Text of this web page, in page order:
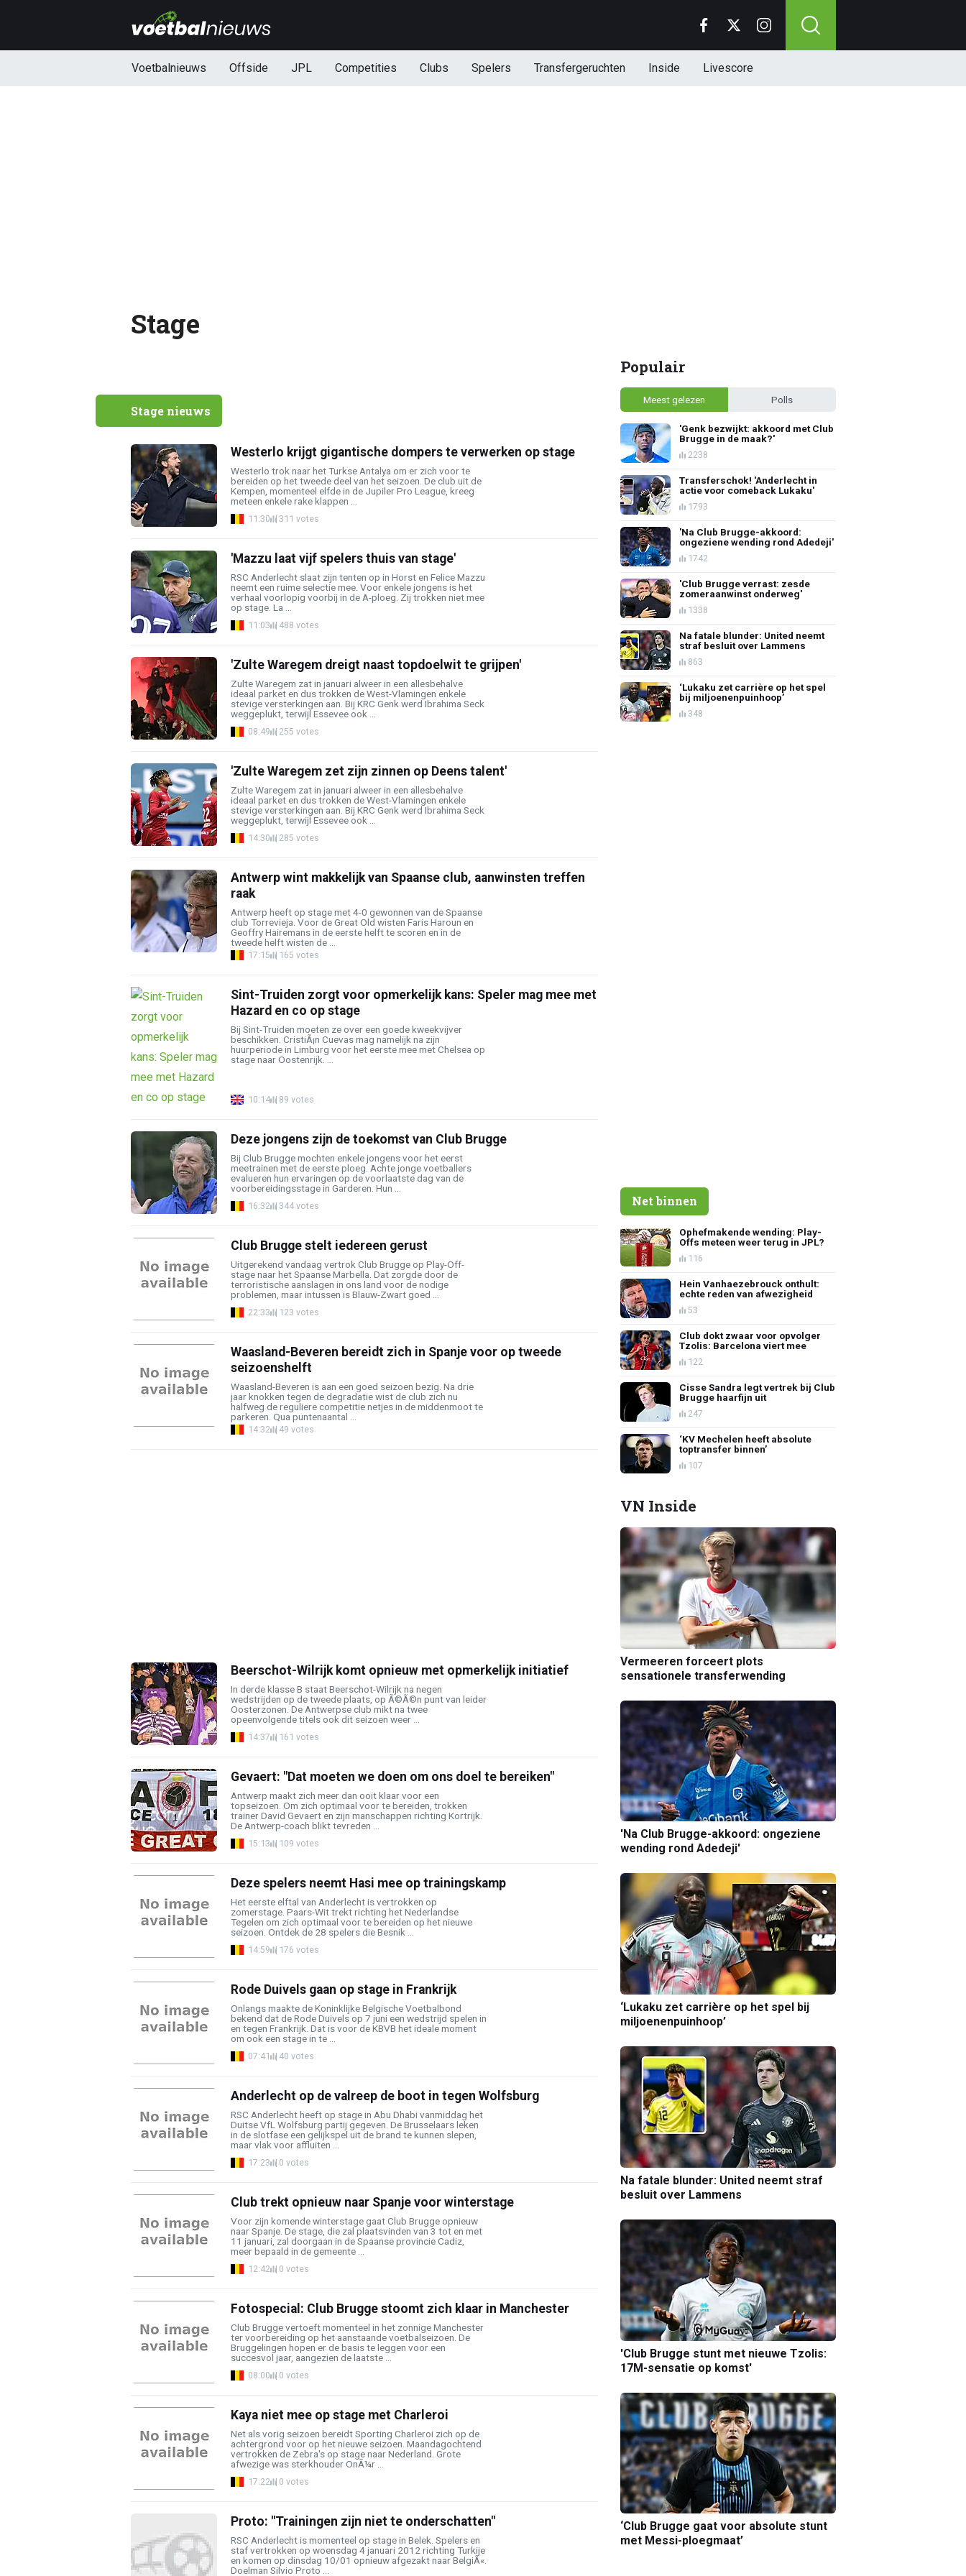
Voetbalnieuws Offside JPL Competities Clubs Spelers Transfergeruchten Inside Livescore
Stage
Stage nieuws
Westerlo krijgt gigantische dompers te verwerken op stage
Westerlo trok naar het Turkse Antalya om er zich voor te
bereiden op het tweede deel van het seizoen. De club uit de
Kempen, momenteel elfde in de Jupiler Pro League, kreeg
meteen enkele rake klappen ...
11:30 311 votes
'Mazzu laat vijf spelers thuis van stage'
RSC Anderlecht slaat zijn tenten op in Horst en Felice Mazzu
neemt een ruime selectie mee. Voor enkele jongens is het
verhaal voorlopig voorbij in de A-ploeg. Zij trokken niet mee
op stage. La ...
11:03 488 votes
'Zulte Waregem dreigt naast topdoelwit te grijpen'
Zulte Waregem zat in januari alweer in een allesbehalve
ideaal parket en dus trokken de West-Vlamingen enkele
stevige versterkingen aan. Bij KRC Genk werd Ibrahima Seck
weggeplukt, terwijl Essevee ook ...
08:49 255 votes
'Zulte Waregem zet zijn zinnen op Deens talent'
Zulte Waregem zat in januari alweer in een allesbehalve
ideaal parket en dus trokken de West-Vlamingen enkele
stevige versterkingen aan. Bij KRC Genk werd Ibrahima Seck
weggeplukt, terwijl Essevee ook ...
14:30 285 votes
Antwerp wint makkelijk van Spaanse club, aanwinsten treffen
raak
Antwerp heeft op stage met 4-0 gewonnen van de Spaanse
club Torrevieja. Voor de Great Old wisten Faris Haroun en
Geoffry Hairemans in de eerste helft te scoren en in de
tweede helft wisten de ...
17:15 165 votes
Sint-Truiden zorgt voor opmerkelijk kans: Speler mag mee met
Hazard en co op stage
Bij Sint-Truiden moeten ze over een goede kweekvijver
beschikken. CristiÃ¡n Cuevas mag namelijk na zijn
huurperiode in Limburg voor het eerste mee met Chelsea op
stage naar Oostenrijk. ...
10:14 89 votes
Deze jongens zijn de toekomst van Club Brugge
Bij Club Brugge mochten enkele jongens voor het eerst
meetrainen met de eerste ploeg. Achte jonge voetballers
evalueren hun ervaringen op de voorlaatste dag van de
voorbereidingsstage in Garderen. Hun ...
16:32 344 votes
Club Brugge stelt iedereen gerust
Uitgerekend vandaag vertrok Club Brugge op Play-Off-
stage naar het Spaanse Marbella. Dat zorgde door de
terroristische aanslagen in ons land voor de nodige
problemen, maar intussen is Blauw-Zwart goed ...
22:33 123 votes
Waasland-Beveren bereidt zich in Spanje voor op tweede
seizoenshelft
Waasland-Beveren is aan een goed seizoen bezig. Na drie
jaar knokken tegen de degradatie wist de club zich nu
halfweg de reguliere competitie netjes in de middenmoot te
parkeren. Qua puntenaantal ...
14:32 49 votes
Beerschot-Wilrijk komt opnieuw met opmerkelijk initiatief
In derde klasse B staat Beerschot-Wilrijk na negen
wedstrijden op de tweede plaats, op Ã©Ã©n punt van leider
Oosterzonen. De Antwerpse club mikt na twee
opeenvolgende titels ook dit seizoen weer ...
14:37 161 votes
Gevaert: "Dat moeten we doen om ons doel te bereiken"
Antwerp maakt zich meer dan ooit klaar voor een
topseizoen. Om zich optimaal voor te bereiden, trokken
trainer David Gevaert en zijn manschappen richting Kortrijk.
De Antwerp-coach blikt tevreden ...
15:13 109 votes
Deze spelers neemt Hasi mee op trainingskamp
Het eerste elftal van Anderlecht is vertrokken op
zomerstage. Paars-Wit trekt richting het Nederlandse
Tegelen om zich optimaal voor te bereiden op het nieuwe
seizoen. Ontdek de 28 spelers die Besnik ...
14:59 176 votes
Rode Duivels gaan op stage in Frankrijk
Onlangs maakte de Koninklijke Belgische Voetbalbond
bekend dat de Rode Duivels op 7 juni een wedstrijd spelen in
en tegen Frankrijk. Dat is voor de KBVB het ideale moment
om ook een stage in te ...
07:41 40 votes
Anderlecht op de valreep de boot in tegen Wolfsburg
RSC Anderlecht heeft op stage in Abu Dhabi vanmiddag het
Duitse VfL Wolfsburg partij gegeven. De Brusselaars leken
in de slotfase een gelijkspel uit de brand te kunnen slepen,
maar vlak voor affluiten ...
17:23 0 votes
Club trekt opnieuw naar Spanje voor winterstage
Voor zijn komende winterstage gaat Club Brugge opnieuw
naar Spanje. De stage, die zal plaatsvinden van 3 tot en met
11 januari, zal doorgaan in de Spaanse provincie Cadiz,
meer bepaald in de gemeente ...
12:42 0 votes
Fotospecial: Club Brugge stoomt zich klaar in Manchester
Club Brugge vertoeft momenteel in het zonnige Manchester
ter voorbereiding op het aanstaande voetbalseizoen. De
Bruggelingen hopen er de basis te leggen voor een
succesvol jaar, aangezien de laatste ...
08:00 0 votes
Kaya niet mee op stage met Charleroi
Net als vorig seizoen bereidt Sporting Charleroi zich op de
achtergrond voor op het nieuwe seizoen. Maandagochtend
vertrokken de Zebra's op stage naar Nederland. Grote
afwezige was sterkhouder OnÃ¼r ...
17:22 0 votes
Proto: "Trainingen zijn niet te onderschatten"
RSC Anderlecht is momenteel op stage in Belek. Spelers en
staf vertrokken op woensdag 4 januari 2012 richting Turkije
en komen op dinsdag 10/01 opnieuw afgezakt naar BelgiÃ«.
Doelman Silvio Proto ...
Populair
Meest gelezen Polls
'Genk bezwijkt: akkoord met Club
Brugge in de maak?'
2238
Transferschok! 'Anderlecht in
actie voor comeback Lukaku'
1793
'Na Club Brugge-akkoord:
ongeziene wending rond Adedeji'
1742
'Club Brugge verrast: zesde
zomeraanwinst onderweg'
1338
Na fatale blunder: United neemt
straf besluit over Lammens
863
‘Lukaku zet carrière op het spel
bij miljoenenpuinhoop’
348
Net binnen
Ophefmakende wending: Play-
Offs meteen weer terug in JPL?
116
Hein Vanhaezebrouck onthult:
echte reden van afwezigheid
53
Club dokt zwaar voor opvolger
Tzolis: Barcelona viert mee
122
Cisse Sandra legt vertrek bij Club
Brugge haarfijn uit
247
‘KV Mechelen heeft absolute
toptransfer binnen’
107
VN Inside
Vermeeren forceert plots
sensationele transferwending
'Na Club Brugge-akkoord: ongeziene
wending rond Adedeji'
‘Lukaku zet carrière op het spel bij
miljoenenpuinhoop’
Na fatale blunder: United neemt straf
besluit over Lammens
'Club Brugge stunt met nieuwe Tzolis:
17M-sensatie op komst'
‘Club Brugge gaat voor absolute stunt
met Messi-ploegmaat’